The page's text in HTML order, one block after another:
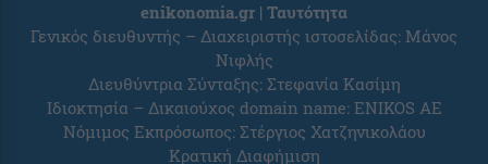
enikonomia.gr | Ταυτότητα
Γενικός διευθυντής – Διαχειριστής ιστοσελίδας: Μάνος
Νιφλής
Διευθύντρια Σύνταξης: Στεφανία Κασίμη
Ιδιοκτησία – Δικαιούχος domain name: ENIKOS AE
Νόμιμος Εκπρόσωπος: Στέργιος Χατζηνικολάου
Κρατική Διαφήμιση